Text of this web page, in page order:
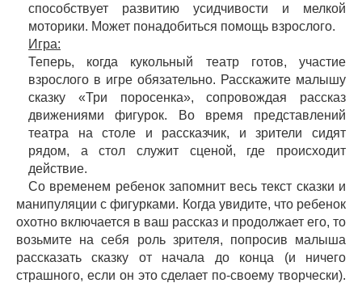
способствует развитию усидчивости и мелкой
моторики. Может понадобиться помощь взрослого.
Игра:
Теперь, когда кукольный театр готов, участие
взрослого в игре обязательно. Расскажите малышу
сказку «Три поросенка», сопровождая рассказ
движениями фигурок. Во время представлений
театра на столе и рассказчик, и зрители сидят
рядом, а стол служит сценой, где происходит
действие.
Со временем ребенок запомнит весь текст сказки и
манипуляции с фигурками. Когда увидите, что ребенок
охотно включается в ваш рассказ и продолжает его, то
возьмите на себя роль зрителя, попросив малыша
рассказать сказку от начала до конца (и ничего
страшного, если он это сделает по-своему творчески).